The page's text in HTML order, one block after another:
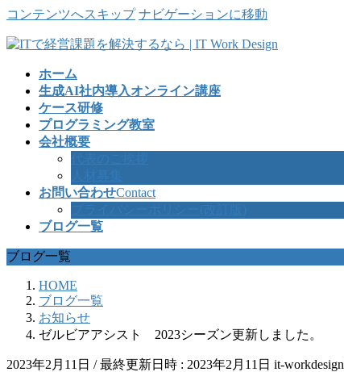
コンテンツへスキップ ナビゲーションに移動
ホーム
生成AI社内導入オンライン講座
ケース研修
プログラミング教室
会社概要
お問い合わせContact
ブログ一覧
ブログ一覧
HOME
ブログ一覧
お知らせ
ゼルビアアシスト 2023シーズン更新しました。
2023年2月11日 / 最終更新日時 : 2023年2月11日 it-workdesign